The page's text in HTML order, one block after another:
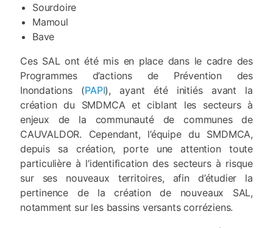
Sourdoire
Mamoul
Bave
Ces SAL ont été mis en place dans le cadre des
Programmes d’actions de Prévention des
Inondations (PAPI), ayant été initiés avant la
création du SMDMCA et ciblant les secteurs à
enjeux de la communauté de communes de
CAUVALDOR. Cependant, l’équipe du SMDMCA,
depuis sa création, porte une attention toute
particulière à l’identification des secteurs à risque
sur ses nouveaux territoires, afin d’étudier la
pertinence de la création de nouveaux SAL,
notamment sur les bassins versants corréziens.